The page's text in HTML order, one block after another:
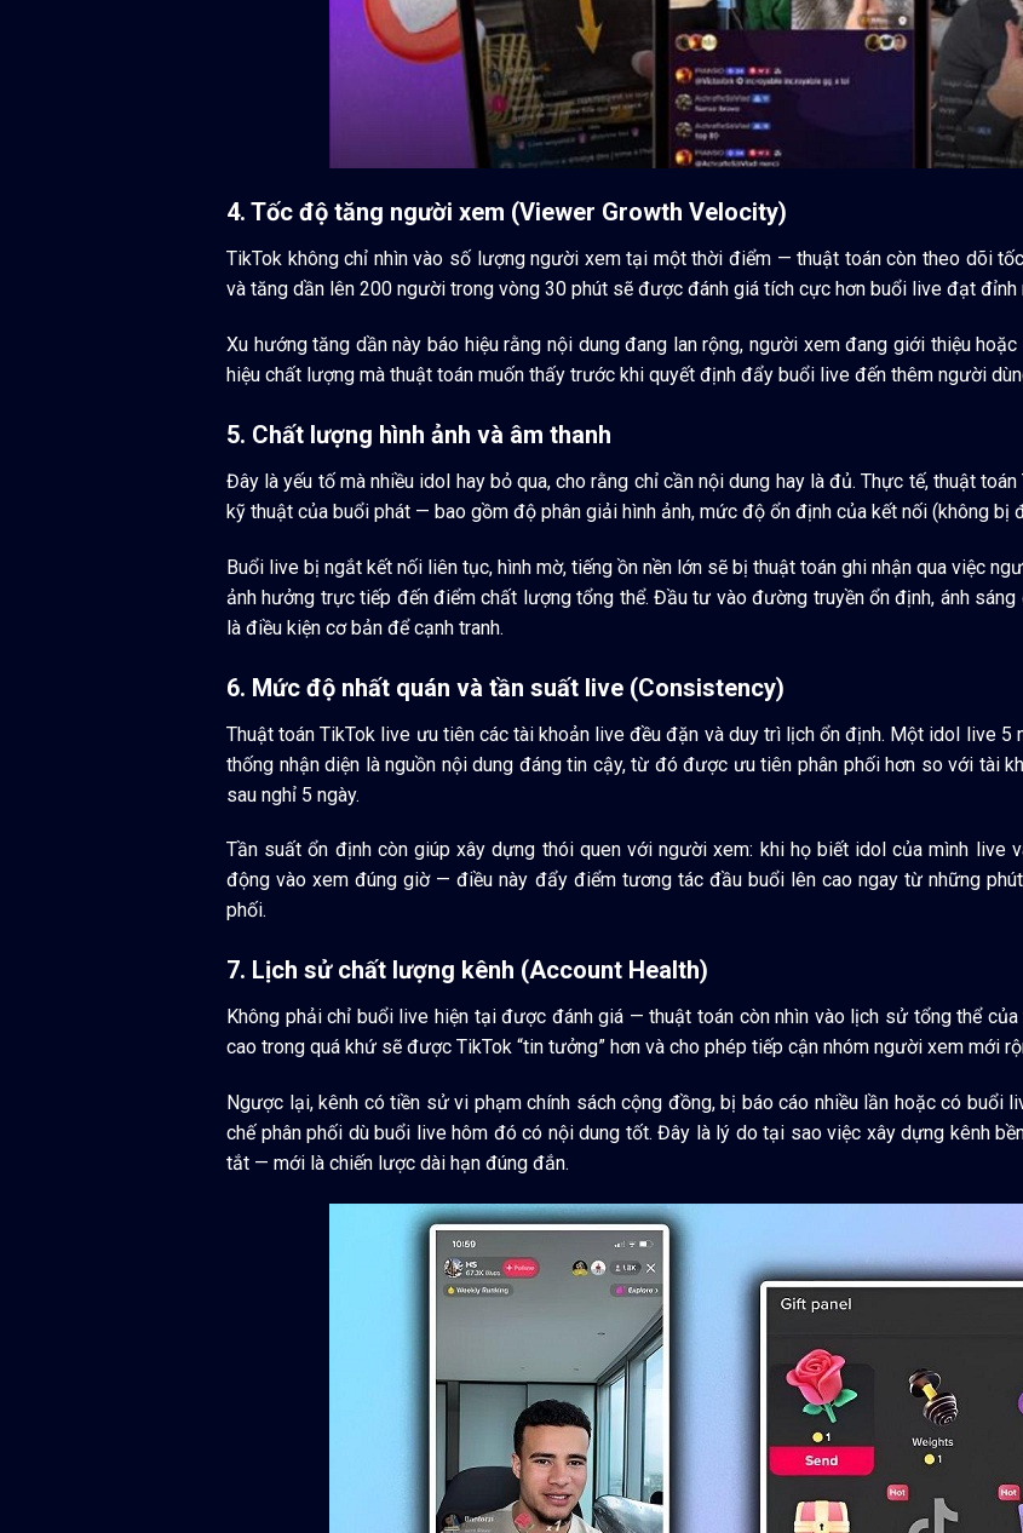
4. Tốc độ tăng người xem (Viewer Growth Velocity)
TikTok không chỉ nhìn vào số lượng người xem tại một thời điểm — thuật toán còn theo dõi
và tăng dần lên 200 người trong vòng 30 phút sẽ được đánh giá tích cực hơn buổi live đạt
Xu hướng tăng dần này báo hiệu rằng nội dung đang lan rộng, người xem đang giới thiệu
hiệu chất lượng mà thuật toán muốn thấy trước khi quyết định đẩy buổi live đến thêm người
5. Chất lượng hình ảnh và âm thanh
Đây là yếu tố mà nhiều idol hay bỏ qua, cho rằng chỉ cần nội dung hay là đủ. Thực tế, thuật
kỹ thuật của buổi phát — bao gồm độ phân giải hình ảnh, mức độ ổn định của kết nối (không bị
Buổi live bị ngắt kết nối liên tục, hình mờ, tiếng ồn nền lớn sẽ bị thuật toán ghi nhận qua việc
ảnh hưởng trực tiếp đến điểm chất lượng tổng thể. Đầu tư vào đường truyền ổn định, ánh
là điều kiện cơ bản để cạnh tranh.
6. Mức độ nhất quán và tần suất live (Consistency)
Thuật toán TikTok live ưu tiên các tài khoản live đều đặn và duy trì lịch ổn định. Một idol live 5
thống nhận diện là nguồn nội dung đáng tin cậy, từ đó được ưu tiên phân phối hơn so với tài
sau nghỉ 5 ngày.
Tần suất ổn định còn giúp xây dựng thói quen với người xem: khi họ biết idol của mình live
động vào xem đúng giờ — điều này đẩy điểm tương tác đầu buổi lên cao ngay từ những
phối.
7. Lịch sử chất lượng kênh (Account Health)
Không phải chỉ buổi live hiện tại được đánh giá — thuật toán còn nhìn vào lịch sử tổng thể
cao trong quá khứ sẽ được TikTok “tin tưởng” hơn và cho phép tiếp cận nhóm người xem mới
Ngược lại, kênh có tiền sử vi phạm chính sách cộng đồng, bị báo cáo nhiều lần hoặc có buổi
chế phân phối dù buổi live hôm đó có nội dung tốt. Đây là lý do tại sao việc xây dựng kênh
tắt — mới là chiến lược dài hạn đúng đắn.